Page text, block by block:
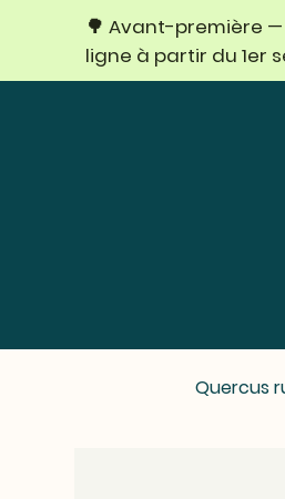
🌳 Avant-première
ligne à partir du 1er
Quercus